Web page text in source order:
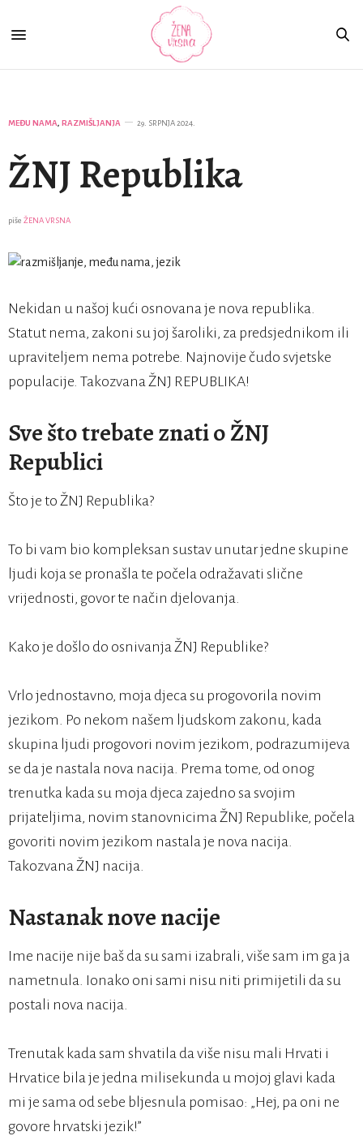
MEĐU NAMA, RAZMIŠLJANJA 29. SRPNJA 2024.
ŽNJ Republika
piše ŽENA VRSNA
Nekidan u našoj kući osnovana je nova republika.
Statut nema, zakoni su joj šaroliki, za predsjednikom ili
upraviteljem nema potrebe. Najnovije čudo svjetske
populacije. Takozvana ŽNJ REPUBLIKA!
Sve što trebate znati o ŽNJ
Republici
Što je to ŽNJ Republika?
To bi vam bio kompleksan sustav unutar jedne skupine
ljudi koja se pronašla te počela odražavati slične
vrijednosti, govor te način djelovanja.
Kako je došlo do osnivanja ŽNJ Republike?
Vrlo jednostavno, moja djeca su progovorila novim
jezikom. Po nekom našem ljudskom zakonu, kada
skupina ljudi progovori novim jezikom, podrazumijeva
se da je nastala nova nacija. Prema tome, od onog
trenutka kada su moja djeca zajedno sa svojim
prijateljima, novim stanovnicima ŽNJ Republike, počela
govoriti novim jezikom nastala je nova nacija.
Takozvana ŽNJ nacija.
Nastanak nove nacije
Ime nacije nije baš da su sami izabrali, više sam im ga ja
nametnula. Ionako oni sami nisu niti primijetili da su
postali nova nacija.
Trenutak kada sam shvatila da više nisu mali Hrvati i
Hrvatice bila je jedna milisekunda u mojoj glavi kada
mi je sama od sebe bljesnula pomisao: „Hej, pa oni ne
govore hrvatski jezik!”